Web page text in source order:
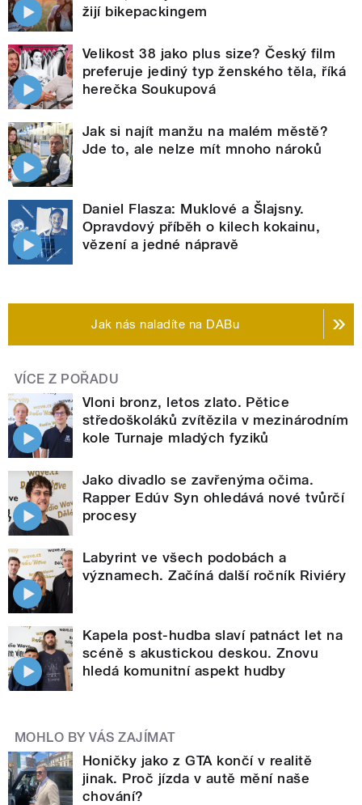
žijí bikepackingem
Velikost 38 jako plus size? Český film
preferuje jediný typ ženského těla, říká
herečka Soukupová
Jak si najít manžu na malém městě?
Jde to, ale nelze mít mnoho nároků
Daniel Flasza: Muklové a Šlajsny.
Opravdový příběh o kilech kokainu,
vězení a jedné nápravě
Jak nás naladíte na DABu
VÍCE Z POŘADU
Vloni bronz, letos zlato. Pětice
středoškoláků zvítězila v mezinárodním
kole Turnaje mladých fyziků
Jako divadlo se zavřenýma očima.
Rapper Edúv Syn ohledává nové tvůrčí
procesy
Labyrint ve všech podobách a
významech. Začíná další ročník Riviéry
Kapela post-hudba slaví patnáct let na
scéně s akustickou deskou. Znovu
hledá komunitní aspekt hudby
MOHLO BY VÁS ZAJÍMAT
Honičky jako z GTA končí v realitě
jinak. Proč jízda v autě mění naše
chování?